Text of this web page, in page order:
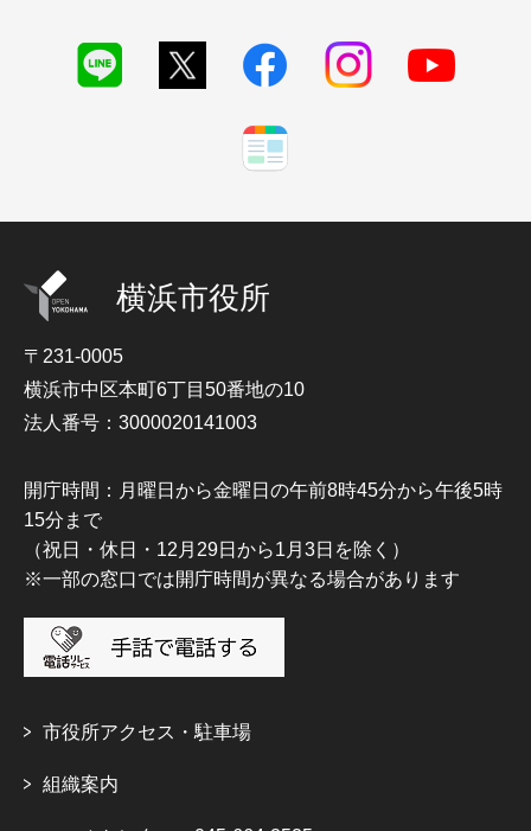
横浜市役所
〒231-0005
横浜市中区本町6丁目50番地の10
法人番号：3000020141003
開庁時間：月曜日から金曜日の午前8時45分から午後5時
15分まで
（祝日・休日・12月29日から1月3日を除く）
※一部の窓口では開庁時間が異なる場合があります
市役所アクセス・駐車場
組織案内